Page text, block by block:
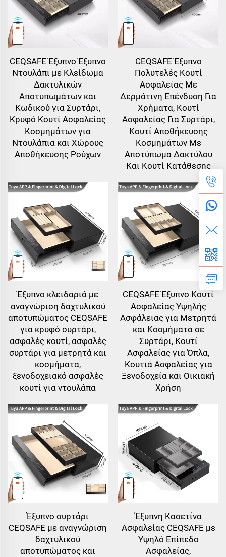
CEQSAFE Έξυπνο Έξυπνο
Ντουλάπι με Κλείδωμα
Δακτυλικών
Αποτυπωμάτων και
Κωδικού για Συρτάρι,
Κρυφό Κουτί Ασφαλείας
Κοσμημάτων για
Ντουλάπια και Χώρους
Αποθήκευσης Ρούχων
CEQSAFE Έξυπνο
Πολυτελές Κουτί
Ασφαλείας Με
Δερμάτινη Επένδυση Για
Χρήματα, Κουτί
Ασφαλείας Για Συρτάρι,
Κουτί Αποθήκευσης
Κοσμημάτων Με
Αποτύπωμα Δακτύλου
Και Κουτί Κατάθεσης
Έξυπνο κλειδαριά με
αναγνώριση δαχτυλικού
αποτυπώματος CEQSAFE
για κρυφό συρτάρι,
ασφαλές κουτί, ασφαλές
συρτάρι για μετρητά και
κοσμήματα,
ξενοδοχειακό ασφαλές
κουτί για ντουλάπα
CEQSAFE Έξυπνο Κουτί
Ασφαλείας Υψηλής
Ασφάλειας για Μετρητά
και Κοσμήματα σε
Συρτάρι, Κουτί
Ασφαλείας για Όπλα,
Κουτιά Ασφαλείας για
Ξενοδοχεία και Οικιακή
Χρήση
Έξυπνο συρτάρι
CEQSAFE με αναγνώριση
δαχτυλικού
αποτυπώματος και
Έξυπνη Κασετίνα
Ασφαλείας CEQSAFE με
Υψηλό Επίπεδο
Ασφαλείας,